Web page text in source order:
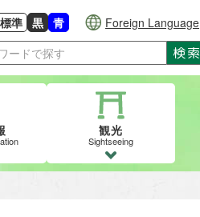
さに戻す
標準
背景色の変更：白
黒
背景色の変更：黒
青
背景色の変更：青
Foreign Language
検索
観光
Sightseeing